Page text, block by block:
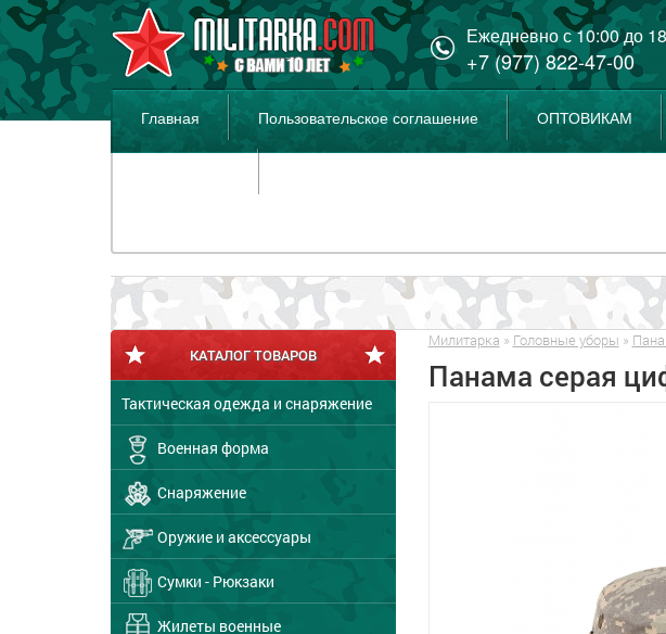
Ежедневно с 10:00 до
+7 (977) 822-47-00
Главная Пользовательское соглашение ОПТОВИКАМ
КАТАЛОГ ТОВАРОВ
Тактическая одежда и снаряжение
Военная форма
Снаряжение
Оружие и аксессуары
Сумки - Рюкзаки
Жилеты военные
Милитарка » Головные уборы »
Панама серая